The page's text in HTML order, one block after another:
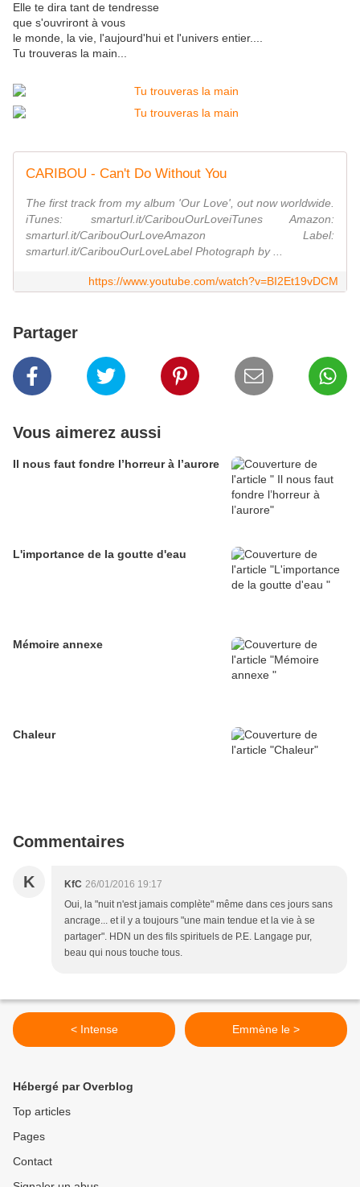
Elle te dira tant de tendresse
que s'ouvriront à vous
le monde, la vie, l'aujourd'hui et l'univers entier....
Tu trouveras la main...
CARIBOU - Can't Do Without You
The first track from my album 'Our Love', out now worldwide.
iTunes: smarturl.it/CaribouOurLoveiTunes Amazon:
smarturl.it/CaribouOurLoveAmazon Label:
smarturl.it/CaribouOurLoveLabel Photograph by ...
https://www.youtube.com/watch?v=BI2Et19vDCM
Partager
Vous aimerez aussi
Il nous faut fondre l’horreur à l’aurore
L'importance de la goutte d'eau
Mémoire annexe
Chaleur
Commentaires
K KfC 26/01/2016 19:17
Oui, la "nuit n'est jamais complète" même dans ces jours sans
ancrage... et il y a toujours "une main tendue et la vie à se
partager". HDN un des fils spirituels de P.E. Langage pur,
beau qui nous touche tous.
< Intense Emmène le >
Hébergé par Overblog
Top articles
Pages
Contact